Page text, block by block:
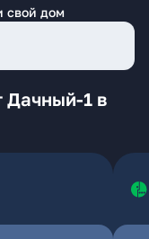
свой дом
Дачный-1 в